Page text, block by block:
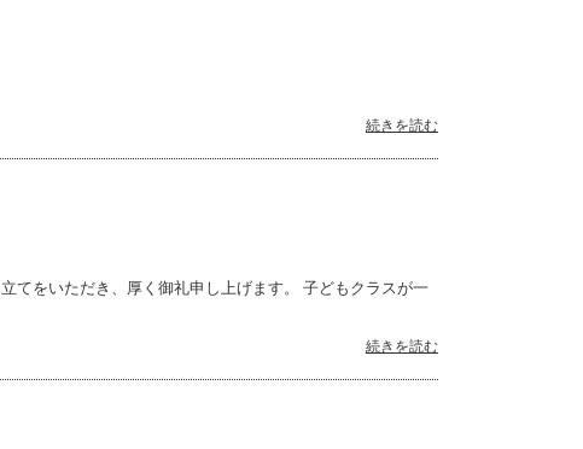
続きを読む
てをいただき、厚く御礼申し上げます。 子どもクラスが一
続きを読む